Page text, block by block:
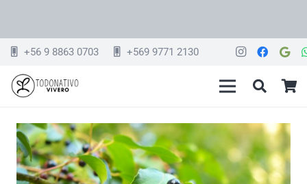
+56 9 8863 0703 +569 9771 2130